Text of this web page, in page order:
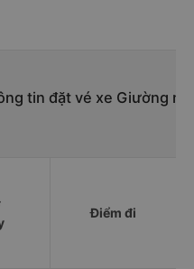
tin đặt vé xe Giường
Điểm đi